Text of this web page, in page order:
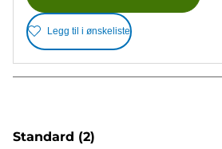
Legg til i ønskeliste
Standard (2)